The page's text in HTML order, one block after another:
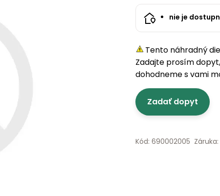
nie je
Tento náhradný
Zadajte prosím
dohodneme s vami
Zadať dopyt
Kód: 690002005